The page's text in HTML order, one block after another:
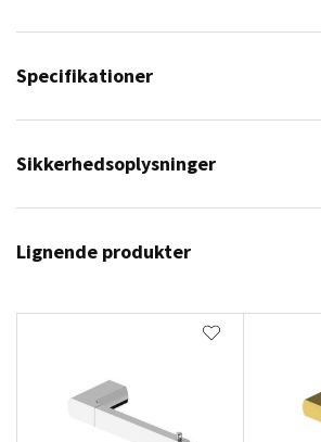
Specifikationer
Sikkerhedsoplysninger
Lignende produkter